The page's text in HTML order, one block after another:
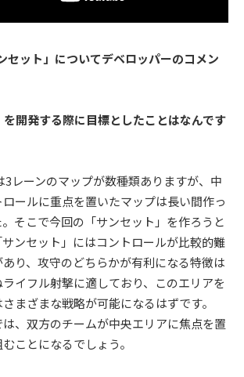
セット」についてデベロッパーのコメン
開発する際に目標としたことはなんです
3レーンのマップが数種類ありますが、中
ールに重点を置いたマップは長い間作っ
そこで今回の「サンセット」を作ろうと
ンセット」にはコントロールが比較的難
り、攻守のどちらかが有利になる特徴は
イフル射撃に適しており、このエリアを
まざまな戦略が可能になるはずです。
は、双方のチームが中央エリアに焦点を置
ことになるでしょう。